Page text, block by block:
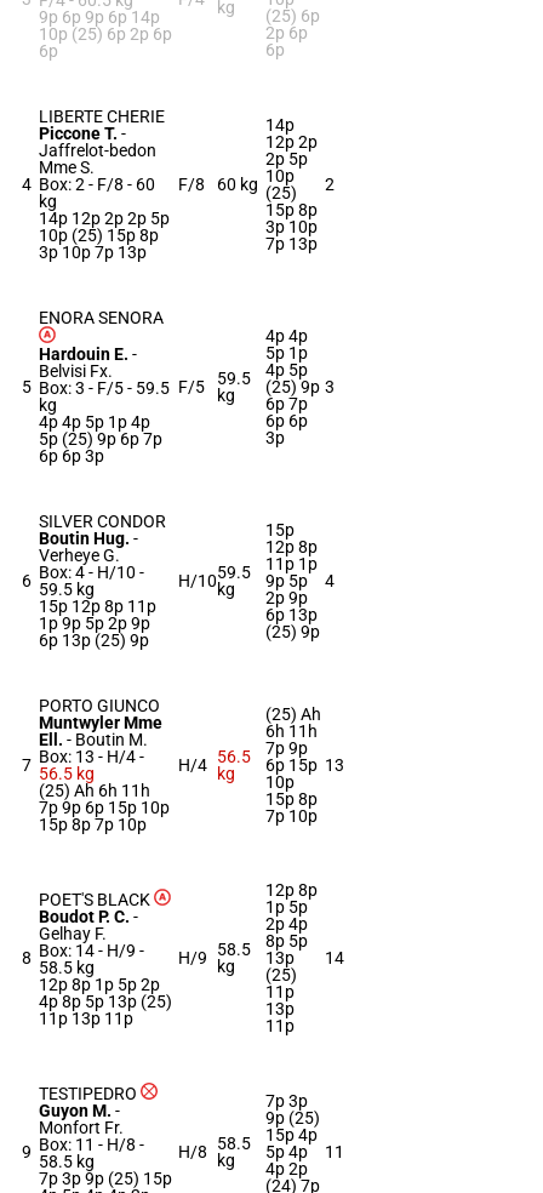
9p 6p 9p 6p 14p
10p (25) 6p 2p 6p
6p
kg
(25) 6p
2p 6p
6p
4
LIBERTE CHERIE
Piccone T. -
Jaffrelot-bedon
Mme S.
Box: 2 - F/8 - 60
kg
14p 12p 2p 2p 5p
10p (25) 15p 8p
3p 10p 7p 13p
F/8 60 kg
14p
12p 2p
2p 5p
10p
(25)
15p 8p
3p 10p
7p 13p
2
5
ENORA SENORA
Hardouin E. -
Belvisi Fx.
Box: 3 - F/5 - 59.5
kg
4p 4p 5p 1p 4p
5p (25) 9p 6p 7p
6p 6p 3p
F/5
59.5
kg
4p 4p
5p 1p
4p 5p
(25) 9p
6p 7p
6p 6p
3p
3
6
SILVER CONDOR
Boutin Hug. -
Verheye G.
Box: 4 - H/10 -
59.5 kg
15p 12p 8p 11p
1p 9p 5p 2p 9p
6p 13p (25) 9p
H/1059.5
kg
15p
12p 8p
11p 1p
9p 5p
2p 9p
6p 13p
(25) 9p
4
7
PORTO GIUNCO
Muntwyler Mme
Ell. - Boutin M.
Box: 13 - H/4 -
56.5 kg
(25) Ah 6h 11h
7p 9p 6p 15p 10p
15p 8p 7p 10p
H/4 56.5
kg
(25) Ah
6h 11h
7p 9p
6p 15p
10p
15p 8p
7p 10p
13
8
POET'S BLACK
Boudot P. C. -
Gelhay F.
Box: 14 - H/9 -
58.5 kg
12p 8p 1p 5p 2p
4p 8p 5p 13p (25)
11p 13p 11p
H/9
58.5
kg
12p 8p
1p 5p
2p 4p
8p 5p
13p
(25)
11p
13p
11p
14
9
TESTIPEDRO
Guyon M. -
Monfort Fr.
Box: 11 - H/8 -
58.5 kg
7p 3p 9p (25) 15p
H/8
58.5
kg
7p 3p
9p (25)
15p 4p
5p 4p
4p 2p
(24) 7p
11